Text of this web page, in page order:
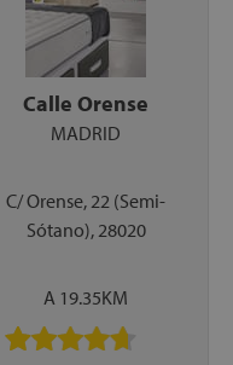
Calle Orense
MADRID
C/ Orense, 22 (Semi-
Sótano), 28020
A 19.35KM